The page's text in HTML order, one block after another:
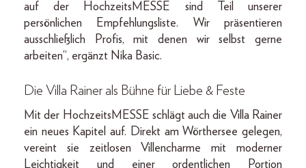
auf der HochzeitsMESSE sind Teil unserer
persönlichen Empfehlungsliste. Wir präsentieren
ausschließlich Profis, mit denen wir selbst gerne
arbeiten“, ergänzt Nika Basic.
Die Villa Rainer als Bühne für Liebe & Feste
Mit der HochzeitsMESSE schlägt auch die Villa Rainer
ein neues Kapitel auf. Direkt am Wörthersee gelegen,
vereint sie zeitlosen Villencharme mit moderner
Leichtigkeit und einer ordentlichen Portion